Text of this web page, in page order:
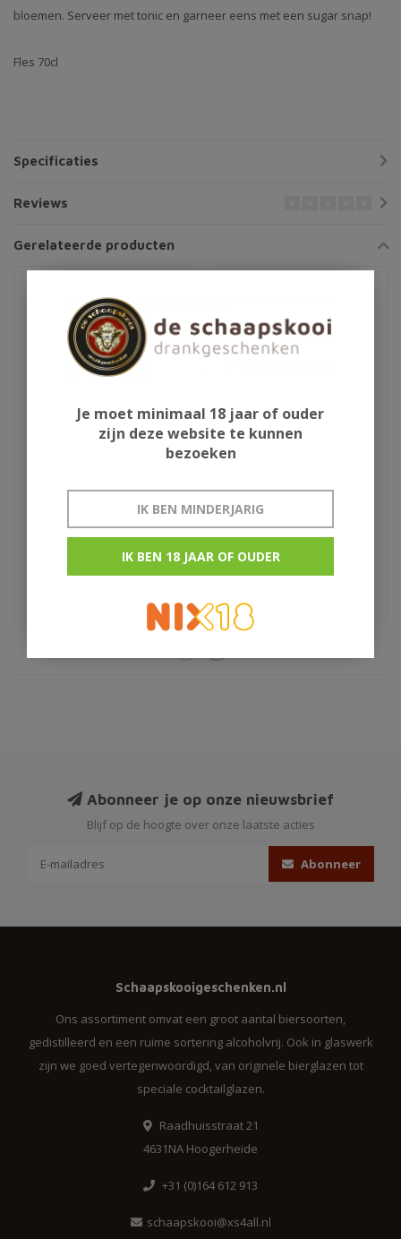
bloemen. Serveer met tonic en garneer eens met een sugar snap!
Fles 70cl
Specificaties
Reviews
Gerelateerde producten
Abonneer je op onze nieuwsbrief
Blijf op de hoogte over onze laatste acties
Abonneer
Schaapskooigeschenken.nl
Ons assortiment omvat een groot aantal biersoorten,
gedistilleerd en een ruime sortering alcoholvrij. Ook in glaswerk
zijn we goed vertegenwoordigd, van originele bierglazen tot
speciale cocktailglazen.
Raadhuisstraat 21
4631NA Hoogerheide
+31 (0)164 612 913
schaapskooi@xs4all.nl
Je moet minimaal 18 jaar of ouder
zijn deze website te kunnen
bezoeken
IK BEN MINDERJARIG
IK BEN 18 JAAR OF OUDER